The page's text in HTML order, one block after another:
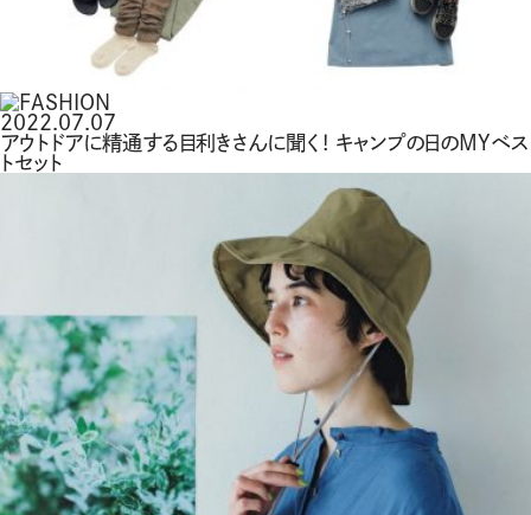
2022.07.07
アウトドアに精通する目利きさんに聞く！ キャンプの日のMYベス
トセット